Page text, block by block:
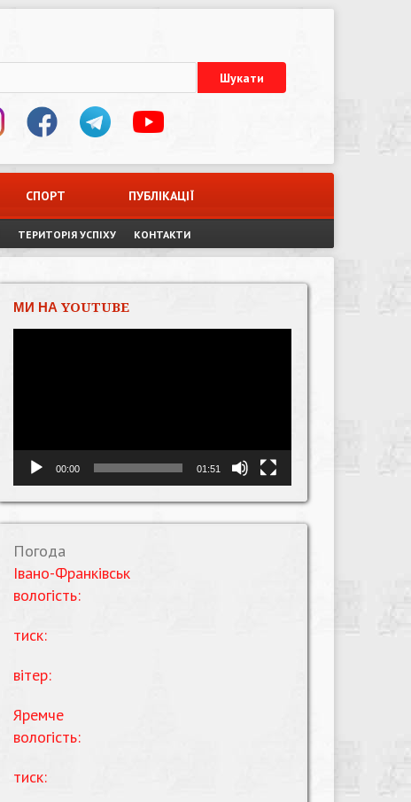
СПОРТ ПУБЛІКАЦІЇ
ТЕРИТОРІЯ УСПІХУ КОНТАКТИ
МИ НА YOUTUBE
00:00 01:51
Погода
Івано-Франківськ
вологість:
тиск:
вітер:
Яремче
вологість:
тиск: